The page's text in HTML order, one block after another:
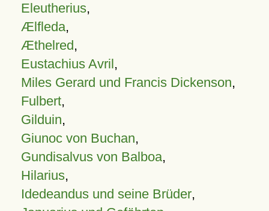
Eleutherius,
Ælfleda,
Æthelred,
Eustachius Avril,
Miles Gerard und Francis Dickenson,
Fulbert,
Gilduin,
Giunoc von Buchan,
Gundisalvus von Balboa,
Hilarius,
Idedeandus und seine Brüder,